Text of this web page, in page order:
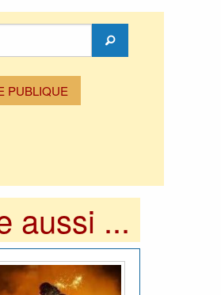
Rechercher
PUBLIQUE
aussi ...